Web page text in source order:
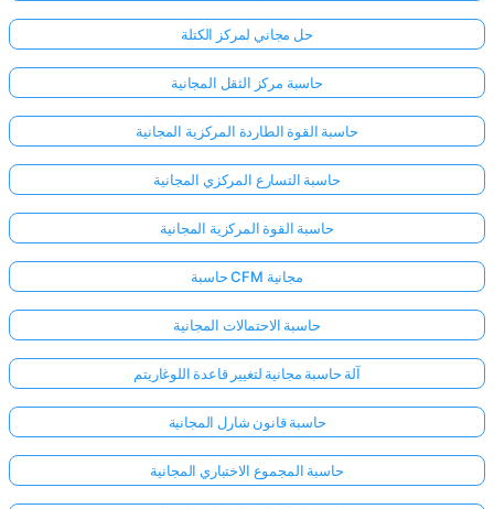
حل مجاني لمركز الكتلة
حاسبة مركز الثقل المجانية
حاسبة القوة الطاردة المركزية المجانية
حاسبة التسارع المركزي المجانية
حاسبة القوة المركزية المجانية
حاسبة CFM مجانية
حاسبة الاحتمالات المجانية
آلة حاسبة مجانية لتغيير قاعدة اللوغاريتم
حاسبة قانون شارل المجانية
حاسبة المجموع الاختباري المجانية